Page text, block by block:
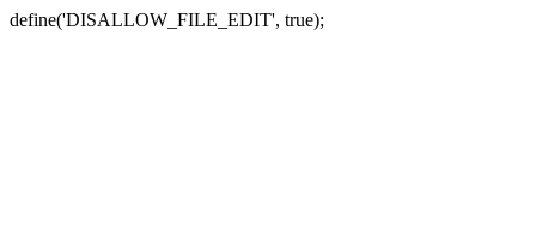
define('DISALLOW_FILE_EDIT', true);